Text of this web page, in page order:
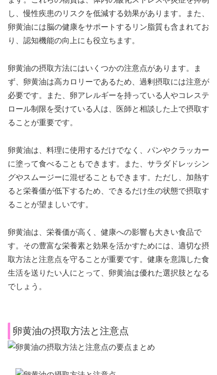
し、慢性疾患のリスクを低減する効果があります。また、
卵黄油には脳の健康をサポートするリン脂質も含まれてお
り、認知機能の向上にも役立ちます。
卵黄油の摂取方法にはいくつかの注意点があります。ま
ず、卵黄油は高カロリーであるため、過剰摂取には注意が
必要です。また、卵アレルギーを持っている人やコレステ
ロール制限を受けている人は、医師と相談した上で摂取す
ることが重要です。
卵黄油は、料理に使用するだけでなく、パンやクラッカー
に塗って食べることもできます。また、サラダドレッシン
グやスムージーに混ぜることもできます。ただし、加熱す
ると栄養価が低下するため、できるだけ生の状態で摂取す
ることが望ましいです。
卵黄油は、栄養価が高く、健康への影響も大きい食品で
す。その豊富な栄養素と効果を活かすためには、適切な摂
取方法と注意点を守ることが重要です。健康を意識した食
生活を送りたい人にとって、卵黄油は優れた選択肢となる
でしょう。
卵黄油の摂取方法と注意点